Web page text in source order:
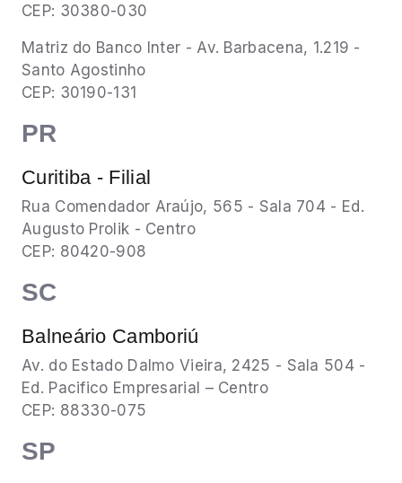
CEP: 30380-030
Matriz do Banco Inter - Av. Barbacena, 1.219 -
Santo Agostinho
CEP: 30190-131
PR
Curitiba - Filial
Rua Comendador Araújo, 565 - Sala 704 - Ed.
Augusto Prolik - Centro
CEP: 80420-908
SC
Balneário Camboriú
Av. do Estado Dalmo Vieira, 2425 - Sala 504 -
Ed. Pacifico Empresarial – Centro
CEP: 88330-075
SP